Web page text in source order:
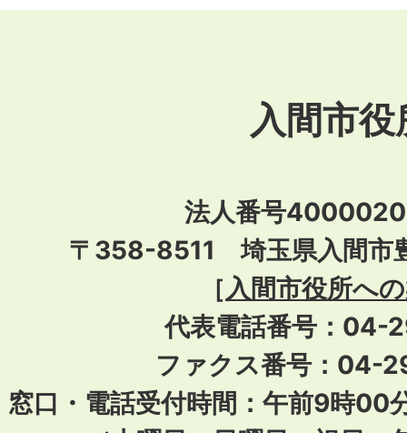
入間市役
法人番号
〒358-8511 埼玉県入間市
［入間市役所へ
代表電話番号：04-
ファクス番号：04-
窓口・電話受付時間：午前9時00